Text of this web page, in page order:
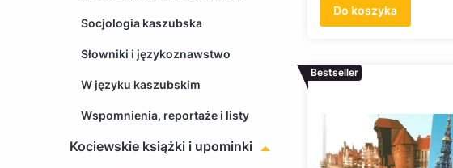
Socjologia kaszubska
Słowniki i językoznawstwo
W języku kaszubskim
Wspomnienia, reportaże i listy
Kociewskie książki i upominki
Do koszyka
Bestseller